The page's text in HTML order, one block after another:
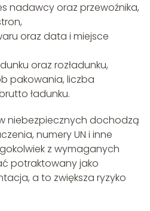
nadawcy oraz przewoźnika,
oraz data i miejsce
oraz rozładunku,
pakowania, liczba
ładunku.
niebezpiecznych dochodzą
numery UN i inne
z wymaganych
potraktowany jako
a to zwiększa ryzyko